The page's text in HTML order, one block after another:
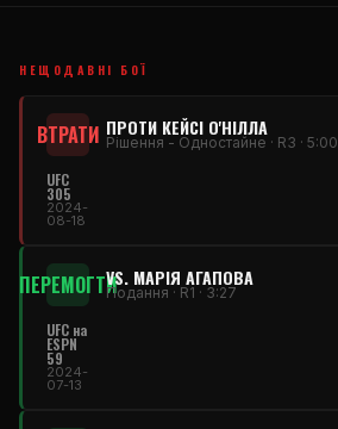
НЕЩОДАВНІ БОЇ
ВТРАТИ ПРОТИ КЕЙСІ О'НІЛЛА
Рішення - Одностайне · R3 · 5:00
UFC
305
2024-
08-18
ПЕРЕМОГТИVS. МАРІЯ АГАПОВА
Подання · R1 · 3:27
UFC на
ESPN
59
2024-
07-13